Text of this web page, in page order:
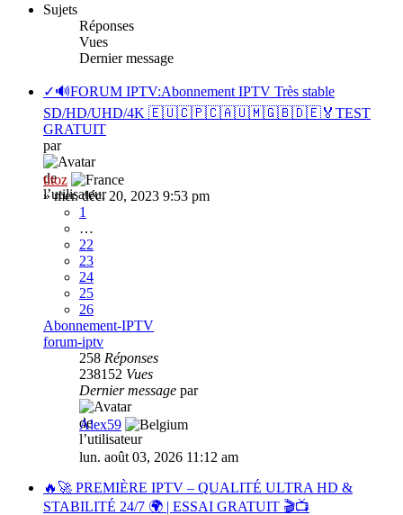
Sujets
Réponses
Vues
Dernier message
✓🔊FORUM IPTV:Abonnement IPTV Très stable
SD/HD/UHD/4K 🇪🇺🇨🇵🇨🇦🇺🇲🇬🇧🇩🇪🏅TEST
GRATUIT
par
titoz
»mer. déc. 20, 2023 9:53 pm
1
…
22
23
24
25
26
Abonnement-IPTV
forum-iptv
258 Réponses
238152 Vues
Dernier message par
Alex59
lun. août 03, 2026 11:12 am
🔥🚀 PREMIÈRE IPTV – QUALITÉ ULTRA HD &
STABILITÉ 24/7 🌍 | ESSAI GRATUIT 🎬📺